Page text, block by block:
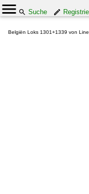
Suche
Belgiën Loks 1301+1339 von